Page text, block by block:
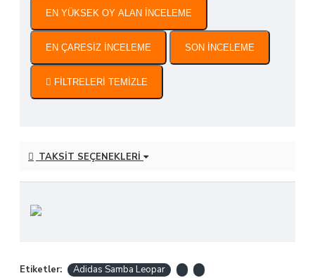
EN YÜKSEK OY ALAN INCELEME
EN ÇARESIZ İNCELEME SON INCELEME
FILTRELERI TEMIZLE
TAKSIT SEÇENEKLERI
Etiketler: Adidas Samba Leopar